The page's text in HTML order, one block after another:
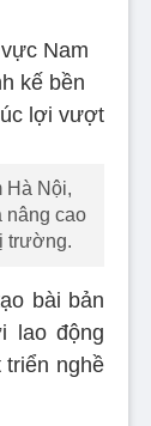
Hà Nội,
nâng cao
trường.
bài bản
lao động
nghề